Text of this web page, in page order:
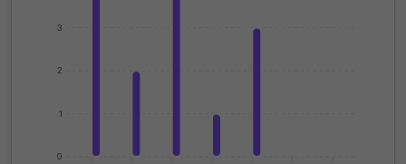
0
1
2
3